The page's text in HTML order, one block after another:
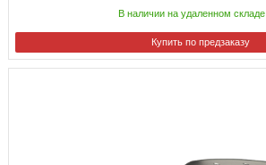
В наличии на удаленном складе
Купить по предзаказу